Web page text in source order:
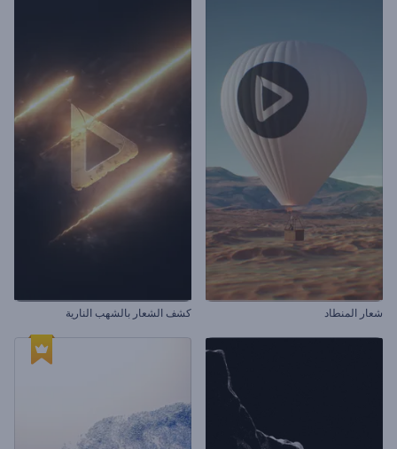
شعار المنطاد كشف الشعار بالشهب النارية